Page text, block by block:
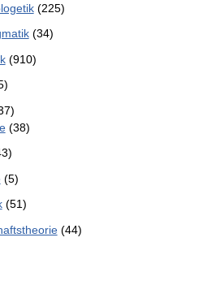
(225)
(34)
(910)
(38)
(5)
(51)
(44)